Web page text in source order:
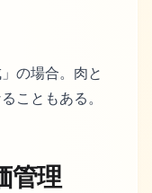
の場合。肉と
こともある。
管理